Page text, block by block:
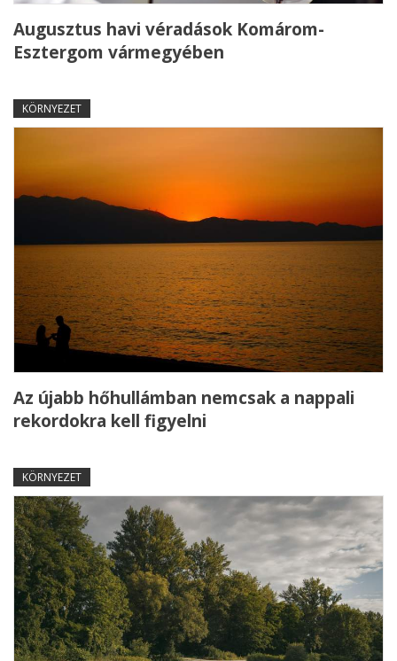
Augusztus havi véradások Komárom-
Esztergom vármegyében
KÖRNYEZET
Az újabb hőhullámban nemcsak a nappali
rekordokra kell figyelni
KÖRNYEZET